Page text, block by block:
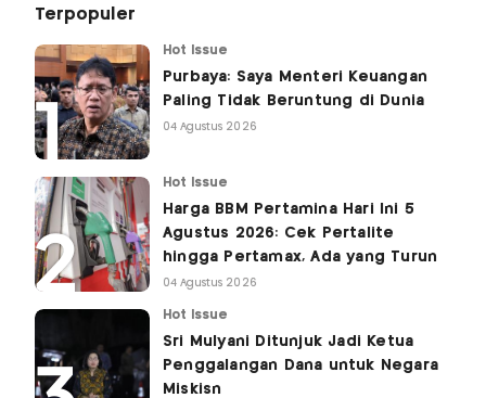
Terpopuler
Hot Issue
Purbaya: Saya Menteri Keuangan
Paling Tidak Beruntung di Dunia
04 Agustus 2026
Hot Issue
Harga BBM Pertamina Hari Ini 5
Agustus 2026: Cek Pertalite
hingga Pertamax, Ada yang Turun
04 Agustus 2026
Hot Issue
Sri Mulyani Ditunjuk Jadi Ketua
Penggalangan Dana untuk Negara
Miskisn